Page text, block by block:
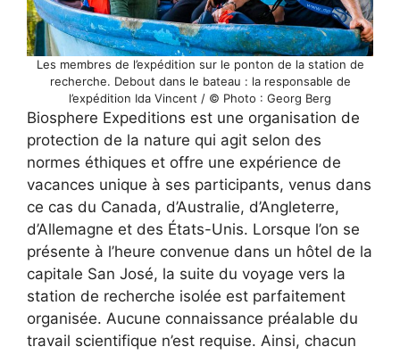
Les membres de l’expédition sur le ponton de la station de
recherche. Debout dans le bateau : la responsable de
l’expédition Ida Vincent / © Photo : Georg Berg
Biosphere Expeditions est une organisation de
protection de la nature qui agit selon des
normes éthiques et offre une expérience de
vacances unique à ses participants, venus dans
ce cas du Canada, d’Australie, d’Angleterre,
d’Allemagne et des États-Unis. Lorsque l’on se
présente à l’heure convenue dans un hôtel de la
capitale San José, la suite du voyage vers la
station de recherche isolée est parfaitement
organisée. Aucune connaissance préalable du
travail scientifique n’est requise. Ainsi, chacun